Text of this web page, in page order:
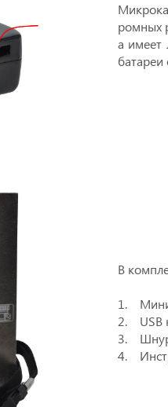
ромных
а имеет
батареи
В
1. Мини
2. USB
3.
4.